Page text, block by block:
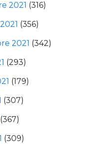
2021 (316)
(356)
2021 (342)
(293)
(179)
(307)
(367)
(309)